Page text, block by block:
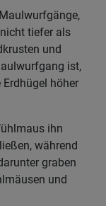
tiefer als
und
ist,
höher
ihn
während
graben
und